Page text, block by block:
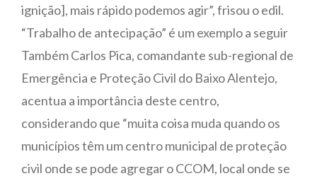
ignição], mais rápido podemos agir”, frisou o edil.
“Trabalho de antecipação” é um exemplo a seguir
Também Carlos Pica, comandante sub-regional de
Emergência e Proteção Civil do Baixo Alentejo,
acentua a importância deste centro,
considerando que “muita coisa muda quando os
municípios têm um centro municipal de proteção
civil onde se pode agregar o CCOM, local onde se